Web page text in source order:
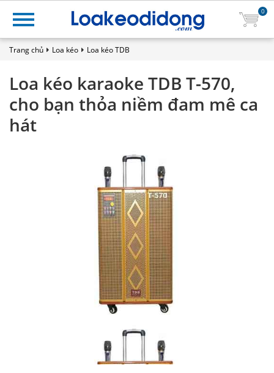
0
Trang chủ Loa kéo Loa kéo TDB
Loa kéo karaoke TDB T-570,
cho bạn thỏa niềm đam mê ca
hát